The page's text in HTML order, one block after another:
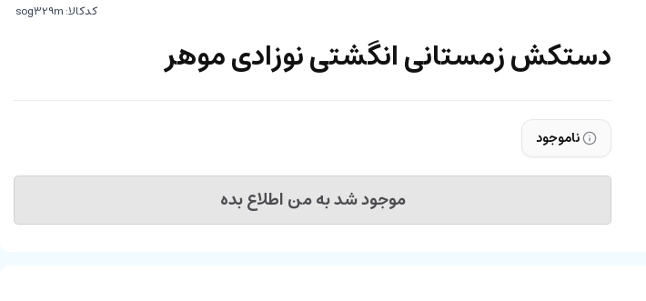
کدکالا:
دستکش زمستانی انگشتی نوزادی موهر
ناموجود
موجود شد به من اطلاع بده